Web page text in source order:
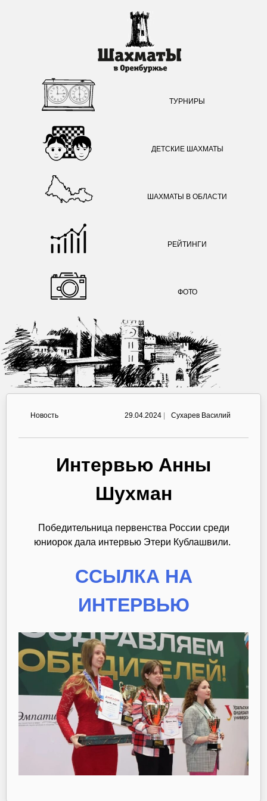
ТУРНИРЫ
ДЕТСКИЕ ШАХМАТЫ
ШАХМАТЫ В ОБЛАСТИ
РЕЙТИНГИ
ФОТО
Новость 29.04.2024 Сухарев Василий
Интервью Анны
Шухман
Победительница первенства России среди
юниорок дала интервью Этери Кублашвили.
ССЫЛКА НА
ИНТЕРВЬЮ